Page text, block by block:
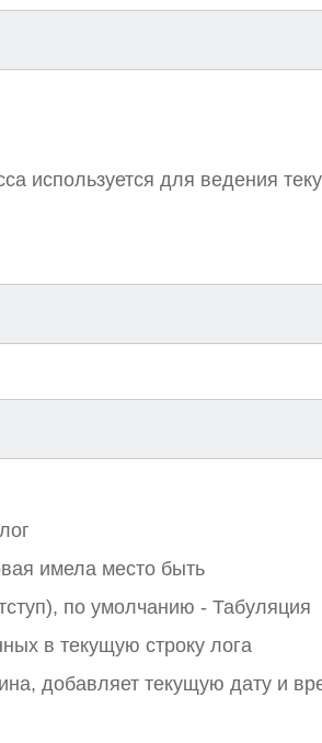
используется для ведения
имела место быть
по умолчанию - Табуляция
в текущую строку лога
добавляет текущую дату и